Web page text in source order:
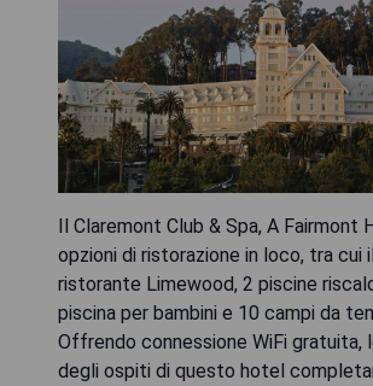
Il Claremont Club & Spa, A Fairmont
opzioni di ristorazione in loco, tra cui
ristorante Limewood, 2 piscine
piscina per bambini e 10 campi da
Offrendo connessione WiFi gratuita,
degli ospiti di questo hotel